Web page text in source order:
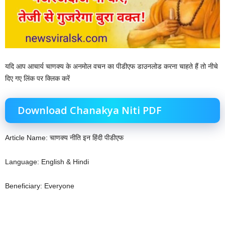
यदि आप आचार्य चाणक्य के अनमोल वचन का पीडीएफ डाउनलोड करना चाहते हैं तो नीचे
दिए गए लिंक पर क्लिक करें
Download Chanakya Niti PDF
Article Name: चाणक्य नीति इन हिंदी पीडीएफ
Language: English & Hindi
Beneficiary: Everyone